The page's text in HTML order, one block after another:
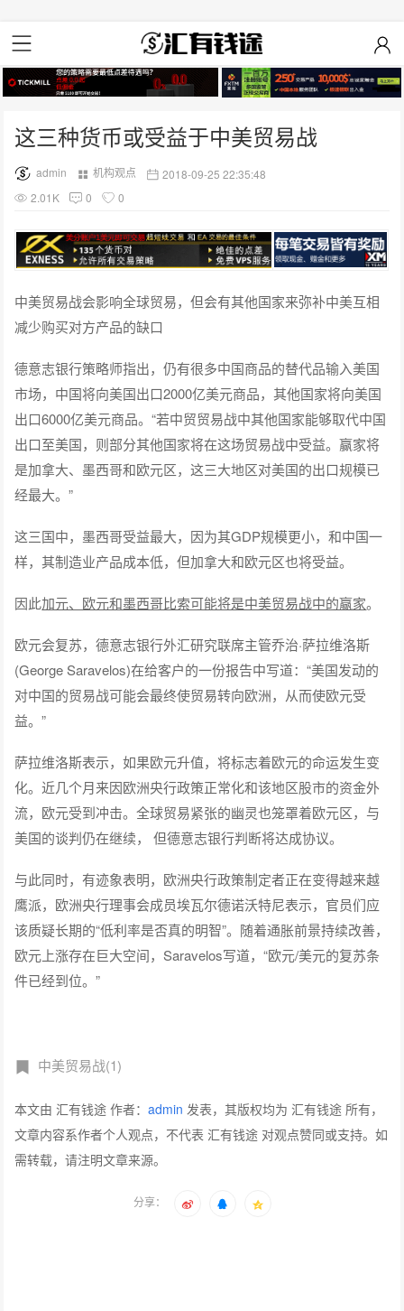
这三种货币或受益于中美贸易战
admin 机构观点
2018-09-25 22:35:48
2.01K
0 0
中美贸易战会影响全球贸易，但会有其他国家来弥补中美互相
减少购买对方产品的缺口
德意志银行策略师指出，仍有很多中国商品的替代品输入美国
市场，中国将向美国出口2000亿美元商品，其他国家将向美国
出口6000亿美元商品。“若中贸贸易战中其他国家能够取代中国
出口至美国，则部分其他国家将在这场贸易战中受益。赢家将
是加拿大、墨西哥和欧元区，这三大地区对美国的出口规模已
经最大。”
这三国中，墨西哥受益最大，因为其GDP规模更小，和中国一
样，其制造业产品成本低，但加拿大和欧元区也将受益。
因此加元、欧元和墨西哥比索可能将是中美贸易战中的赢家。
欧元会复苏，德意志银行外汇研究联席主管乔治·萨拉维洛斯
(George Saravelos)在给客户的一份报告中写道：“美国发动的
对中国的贸易战可能会最终使贸易转向欧洲，从而使欧元受
益。”
萨拉维洛斯表示，如果欧元升值，将标志着欧元的命运发生变
化。近几个月来因欧洲央行政策正常化和该地区股市的资金外
流，欧元受到冲击。全球贸易紧张的幽灵也笼罩着欧元区，与
美国的谈判仍在继续， 但德意志银行判断将达成协议。
与此同时，有迹象表明，欧洲央行政策制定者正在变得越来越
鹰派，欧洲央行理事会成员埃瓦尔德诺沃特尼表示，官员们应
该质疑长期的“低利率是否真的明智”。随着通胀前景持续改善，
欧元上涨存在巨大空间，Saravelos写道，“欧元/美元的复苏条
件已经到位。”
中美贸易战(1)
本文由 汇有钱途 作者：admin 发表，其版权均为 汇有钱途 所有，
文章内容系作者个人观点，不代表 汇有钱途 对观点赞同或支持。如
需转载，请注明文章来源。
分享：